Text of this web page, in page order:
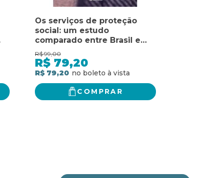
Os serviços de proteção
social: um estudo
comparado entre Brasil e
Portugal
R$ 99,00
R$ 79,20
R$ 79,20
COMPRAR